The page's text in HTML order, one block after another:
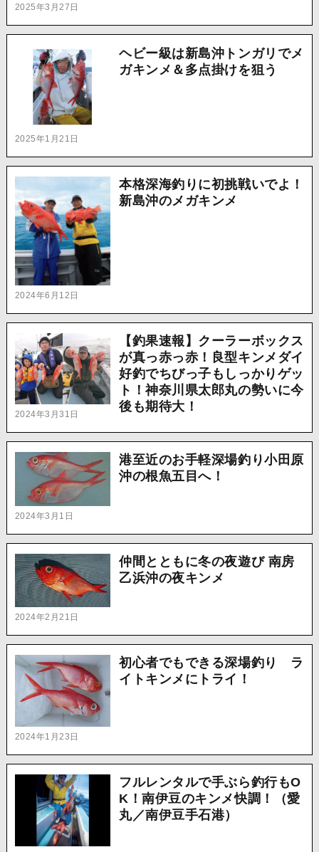
2025年3月27日
2025年1月21日
ヘビー級は新島沖トンガリでメ
ガキンメ＆多点掛けを狙う
2024年6月12日
本格深海釣りに初挑戦いでよ！
新島沖のメガキンメ
2024年3月31日
【釣果速報】クーラーボックス
が真っ赤っ赤！良型キンメダイ
好釣でちびっ子もしっかりゲッ
ト！神奈川県太郎丸の勢いに今
後も期待大！
2024年3月1日
港至近のお手軽深場釣り小田原
沖の根魚五目へ！
2024年2月21日
仲間とともに冬の夜遊び 南房
乙浜沖の夜キンメ
2024年1月23日
初心者でもできる深場釣り ラ
イトキンメにトライ！
フルレンタルで手ぶら釣行もO
K！南伊豆のキンメ快調！（愛
丸／南伊豆手石港）